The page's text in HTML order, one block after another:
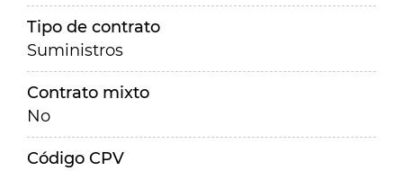
Tipo de contrato
Suministros
Contrato mixto
No
Código CPV